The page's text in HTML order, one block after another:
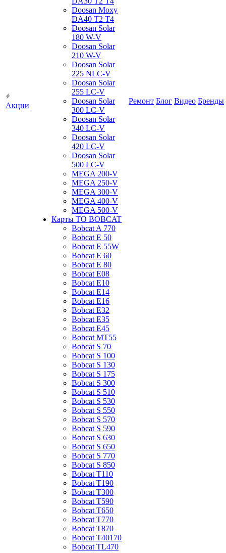
Акции
Doosan Moxy
DA40 T2 T4
Doosan Solar
180 W-V
Doosan Solar
210 W-V
Doosan Solar
225 NLC-V
Doosan Solar
255 LC-V
Doosan Solar
300 LC-V
Doosan Solar
340 LC-V
Doosan Solar
420 LC-V
Doosan Solar
500 LC-V
MEGA 200-V
MEGA 250-V
MEGA 300-V
MEGA 400-V
MEGA 500-V
Карты ТО BOBCAT
Bobcat A 770
Bobcat E 50
Bobcat E 55W
Bobcat E 60
Bobcat E 80
Bobcat E08
Bobcat E10
Bobcat E14
Bobcat E16
Bobcat E32
Bobcat E35
Bobcat E45
Bobcat MT55
Bobcat S 70
Bobcat S 100
Bobcat S 130
Bobcat S 175
Bobcat S 300
Bobcat S 510
Bobcat S 530
Bobcat S 550
Bobcat S 570
Bobcat S 590
Bobcat S 630
Bobcat S 650
Bobcat S 770
Bobcat S 850
Bobcat T110
Bobcat T190
Bobcat T300
Bobcat T590
Bobcat T650
Bobcat T770
Bobcat T870
Bobcat T40170
Bobcat TL470
Ремонт Блог Видео Бренды